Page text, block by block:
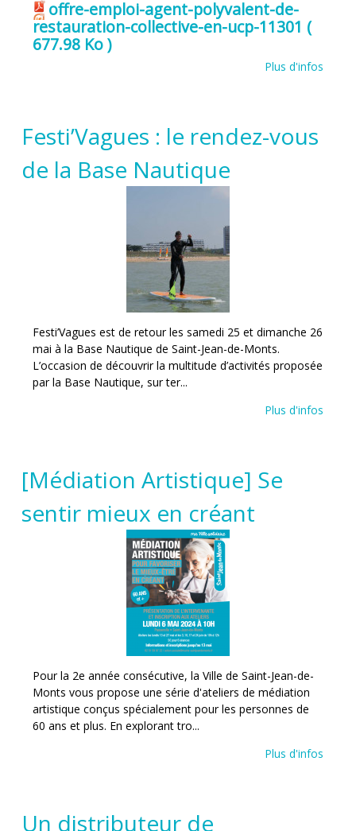
offre-emploi-agent-polyvalent-de-
restauration-collective-en-ucp-11301 (
677.98 Ko )
Plus d'infos
Festi’Vagues : le rendez-vous
de la Base Nautique
Festi’Vagues est de retour les samedi 25 et dimanche 26
mai à la Base Nautique de Saint-Jean-de-Monts.
L’occasion de découvrir la multitude d’activités proposée
par la Base Nautique, sur ter...
Plus d'infos
[Médiation Artistique] Se
sentir mieux en créant
Pour la 2e année consécutive, la Ville de Saint-Jean-de-
Monts vous propose une série d'ateliers de médiation
artistique conçus spécialement pour les personnes de
60 ans et plus. En explorant tro...
Plus d'infos
Un distributeur de